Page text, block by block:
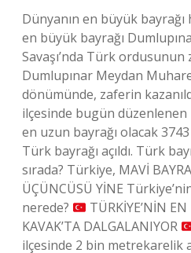
Dünyanın en büyük
en büyük bayrağı
Savaşı’nda Türk
Dumlupınar Meydan
dönümünde, zaferin
ilçesinde bugün
en uzun bayrağı olacak
Türk bayrağı açıldı. Türk
sırada? Türkiye, MAVİ
ÜÇÜNCÜSÜ YİNE
nerede?
TÜRKİYE’NİN
KAVAK’TA DALGALANIYOR
ilçesinde 2 bin metrekarelik